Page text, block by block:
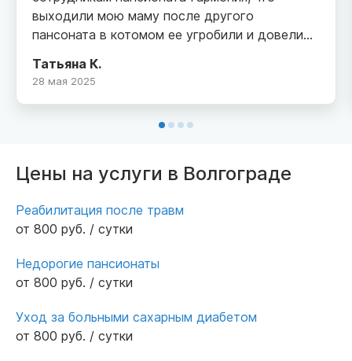
выходили мою маму после другого
пансоната в котомом ее угробили и довели
инсульт 8 лет назад, слегла как лет 5 назад,
кушать она стала самостоятельно, смотрю на
довольна, что есть такие добросердечные
люди! Ухаживать за больными, лежачими это
не легкий труд, это надо быть действительно
настоящими людьми, отзывчивыми, добрыми
Еще хочу добавить, что в пансионате тепло и
чисто, кормят отлично, вся еда разнообразная
гуляют во дворе и сидят в коридорах, у них
играет музыка, они могут смотреть
Татьяна К.
28 мая 2025
Цены на услуги в Волгограде
Реабилитация после травм
от 800 руб. / сутки
Недорогие пансионаты
от 800 руб. / сутки
Уход за больными сахарным диабетом
от 800 руб. / сутки